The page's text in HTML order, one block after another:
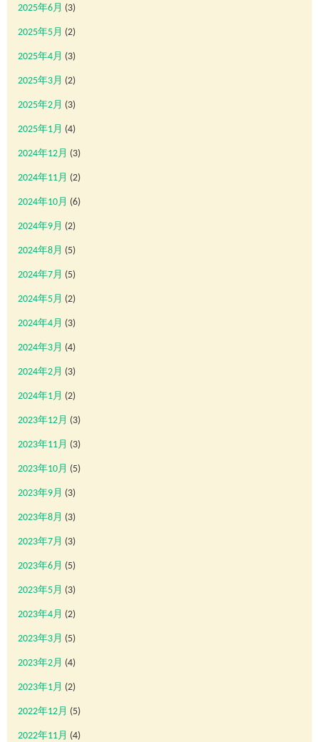
2025年6月 (3)
2025年5月 (2)
2025年4月 (3)
2025年3月 (2)
2025年2月 (3)
2025年1月 (4)
2024年12月 (3)
2024年11月 (2)
2024年10月 (6)
2024年9月 (2)
2024年8月 (5)
2024年7月 (5)
2024年5月 (2)
2024年4月 (3)
2024年3月 (4)
2024年2月 (3)
2024年1月 (2)
2023年12月 (3)
2023年11月 (3)
2023年10月 (5)
2023年9月 (3)
2023年8月 (3)
2023年7月 (3)
2023年6月 (5)
2023年5月 (3)
2023年4月 (2)
2023年3月 (5)
2023年2月 (4)
2023年1月 (2)
2022年12月 (5)
2022年11月 (4)